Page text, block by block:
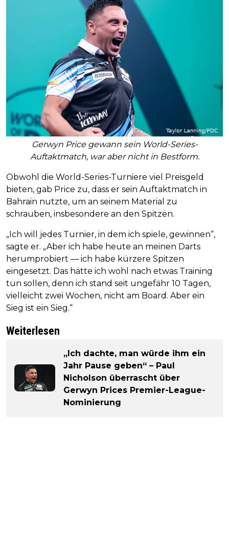
Gerwyn Price gewann sein World-Series-
Auftaktmatch, war aber nicht in Bestform.
Obwohl die World-Series-Turniere viel Preisgeld
bieten, gab Price zu, dass er sein Auftaktmatch in
Bahrain nutzte, um an seinem Material zu
schrauben, insbesondere an den Spitzen.
„Ich will jedes Turnier, in dem ich spiele, gewinnen“,
sagte er. „Aber ich habe heute an meinen Darts
herumprobiert — ich habe kürzere Spitzen
eingesetzt. Das hätte ich wohl nach etwas Training
tun sollen, denn ich stand seit ungefähr 10 Tagen,
vielleicht zwei Wochen, nicht am Board. Aber ein
Sieg ist ein Sieg.“
Weiterlesen
„Ich dachte, man würde ihm ein
Jahr Pause geben“ – Paul
Nicholson überrascht über
Gerwyn Prices Premier-League-
Nominierung